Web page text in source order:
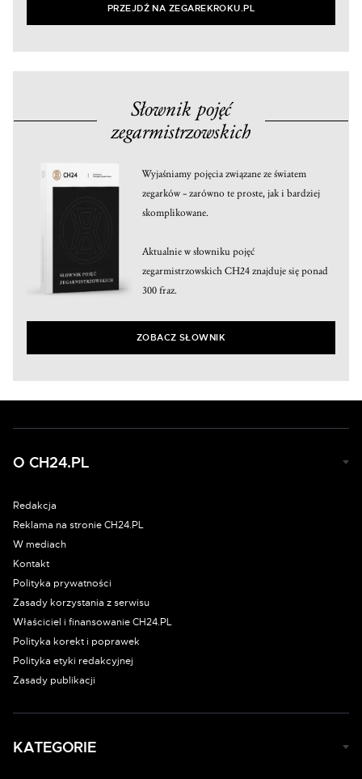
PRZEJDŹ NA ZEGAREKROKU.PL
Słownik pojęć
zegarmistrzowskich
Wyjaśniamy pojęcia związane ze światem
zegarków – zarówno te proste, jak i bardziej
skomplikowane.
Aktualnie w słowniku pojęć
zegarmistrzowskich CH24 znajduje się ponad
300 fraz.
ZOBACZ SŁOWNIK
O CH24.PL
Redakcja
Reklama na stronie CH24.PL
W mediach
Kontakt
Polityka prywatności
Zasady korzystania z serwisu
Właściciel i finansowanie CH24.PL
Polityka korekt i poprawek
Polityka etyki redakcyjnej
Zasady publikacji
KATEGORIE